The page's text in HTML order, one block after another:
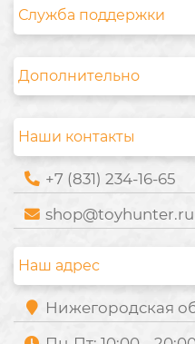
Служба поддержки
Дополнительно
Наши контакты
+7 (831) 234-16-65
shop@toyhunter.ru
Наш адрес
Нижегородская